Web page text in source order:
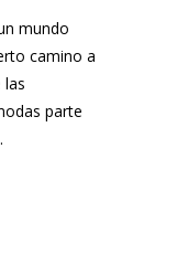
mundo
camino a
las
parte